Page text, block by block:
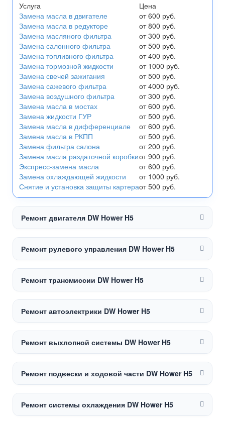
Услуга
Цена
Замена масла в двигателе
от 600 руб.
Замена масла в редукторе
от 800 руб.
Замена масляного фильтра
от 300 руб.
Замена салонного фильтра
от 500 руб.
Замена топливного фильтра
от 400 руб.
Замена тормозной жидкости
от 1000 руб.
Замена свечей зажигания
от 500 руб.
Замена сажевого фильтра
от 4000 руб.
Замена воздушного фильтра
от 300 руб.
Замена масла в мостах
от 600 руб.
Замена жидкости ГУР
от 500 руб.
Замена масла в дифференциале
от 600 руб.
Замена масла в РКПП
от 500 руб.
Замена фильтра салона
от 200 руб.
Замена масла раздаточной коробкиот 900 руб.
Экспресс-замена масла
от 600 руб.
Замена охлаждающей жидкости
от 1000 руб.
Снятие и установка защиты картераот 500 руб.
Ремонт двигателя DW Hower H5
Ремонт рулевого управления DW Hower H5
Ремонт трансмиссии DW Hower H5
Ремонт автоэлектрики DW Hower H5
Ремонт выхлопной системы DW Hower H5
Ремонт подвески и ходовой части DW Hower H5
Ремонт системы охлаждения DW Hower H5